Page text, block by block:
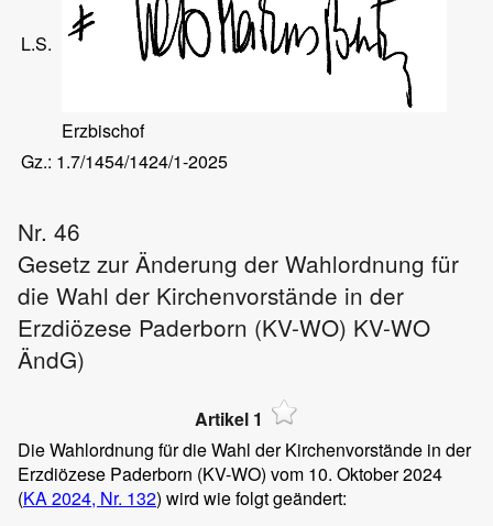
L.S.
Erzbischof
Gz.: 1.7/1454/1424/1-2025
Nr. 46
Gesetz zur Änderung der Wahlordnung für
die Wahl der Kirchenvorstände in der
Erzdiözese Paderborn (KV-WO) KV-WO
ÄndG)
Artikel 1
Die Wahlordnung für die Wahl der Kirchenvorstände in der
Erzdiözese Paderborn (KV-WO) vom 10. Oktober 2024
(KA 2024, Nr. 132) wird wie folgt geändert: